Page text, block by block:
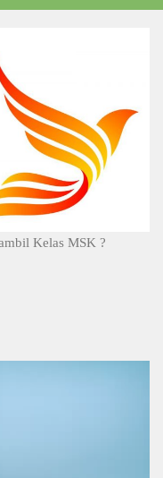
Kelas MSK ?